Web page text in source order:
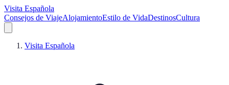
Visita Española
Consejos de ViajeAlojamientoEstilo de VidaDestinosCultura
Visita Española